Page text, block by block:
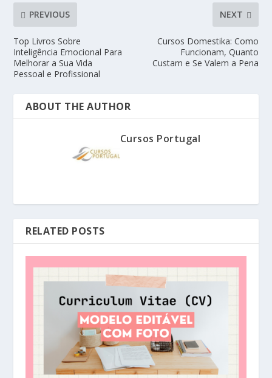
PREVIOUS
Top Livros Sobre
Inteligência Emocional Para
Melhorar a Sua Vida
Pessoal e Profissional
NEXT
Cursos Domestika: Como
Funcionam, Quanto
Custam e Se Valem a Pena
ABOUT THE AUTHOR
Cursos Portugal
RELATED POSTS